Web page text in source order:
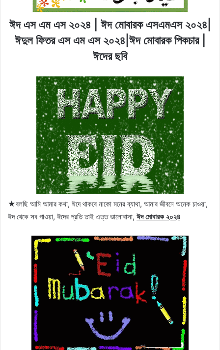
ঈদ এস এম এস ২০২৪ | ঈদ মোবারক এসএমএস ২০২৪|
ঈদুল ফিতর এস এম এস ২০২৪|ঈদ মোবারক পিকচার |
ঈদের ছবি
★বলছি আমি আমার কথা, ঈদে থাকবে নাকো মনের ব্যাথা, আমার জীবনে অনেক চাওয়া,
ঈদ থেকে সব পাওয়া, ঈদের প্রতি তাই এত্ত ভালোবাসা, ঈদ মোবারক ২০২৪